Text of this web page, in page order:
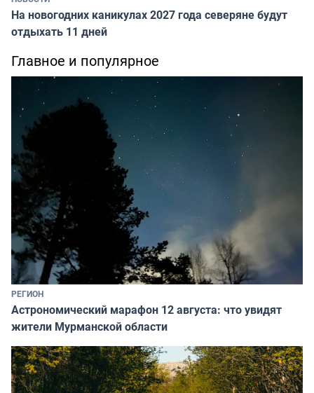
На новогодних каникулах 2027 года северяне будут
отдыхать 11 дней
Главное и популярное
РЕГИОН
Астрономический марафон 12 августа: что увидят
жители Мурманской области